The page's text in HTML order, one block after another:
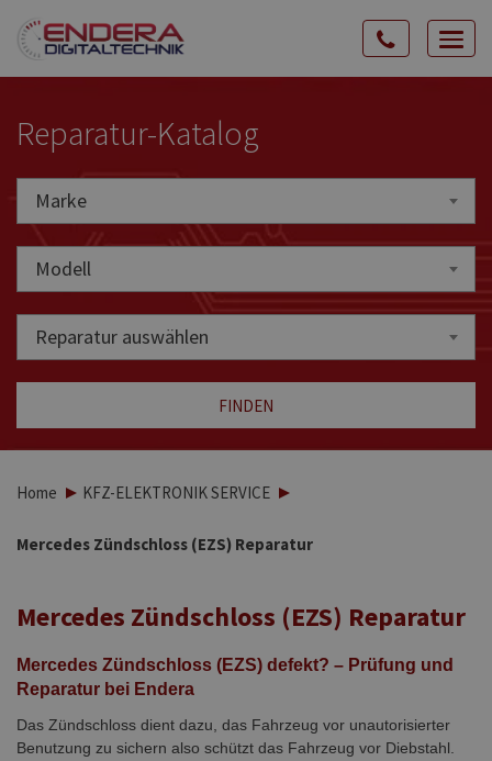
Reparatur-Katalog
MarkeMarke
Modell
Reparatur auswählen
FINDEN
Home KFZ-ELEKTRONIK SERVICE
Mercedes Zündschloss (EZS) Reparatur
Mercedes Zündschloss (EZS) Reparatur
Mercedes Zündschloss (EZS) defekt? – Prüfung und
Reparatur bei Endera
Das Zündschloss dient dazu, das Fahrzeug vor unautorisierter
Benutzung zu sichern also schützt das Fahrzeug vor Diebstahl.